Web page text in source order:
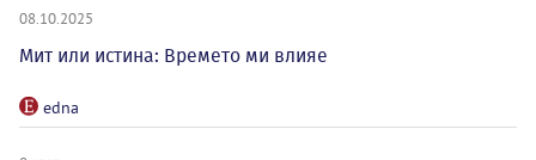
08.10.2025
Мит или истина: Времето ми влияе
edna